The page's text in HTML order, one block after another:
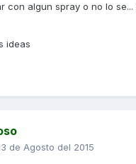
con algun spray o no lo se...
ideas
de Agosto del 2015